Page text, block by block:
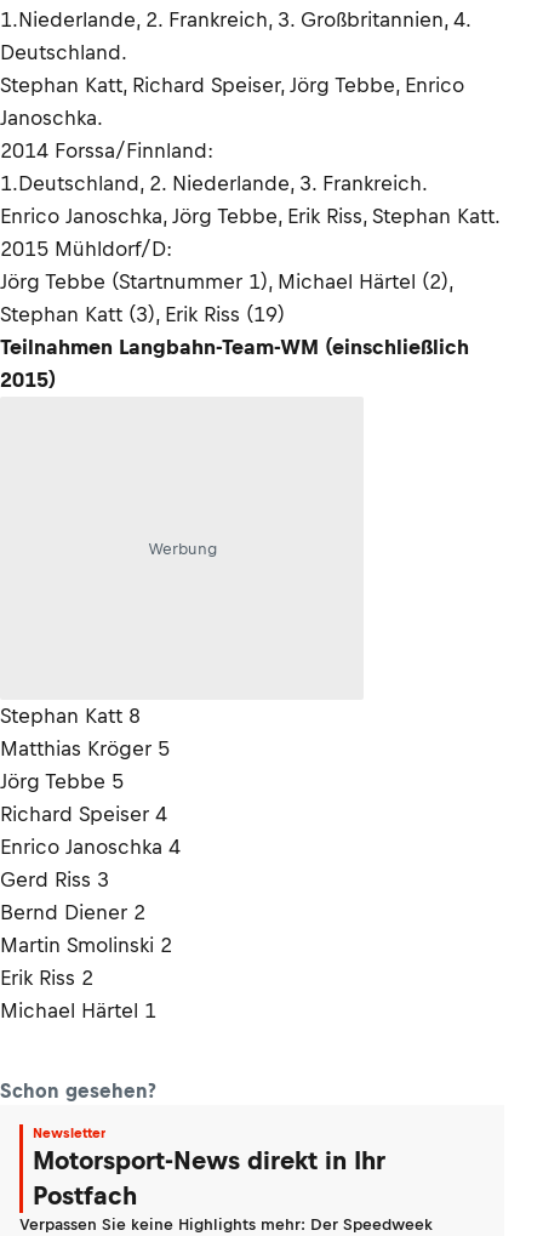
1.Niederlande, 2. Frankreich, 3. Großbritannien, 4.
Deutschland.
Stephan Katt, Richard Speiser, Jörg Tebbe, Enrico
Janoschka.
2014 Forssa/Finnland:
1.Deutschland, 2. Niederlande, 3. Frankreich.
Enrico Janoschka, Jörg Tebbe, Erik Riss, Stephan Katt.
2015 Mühldorf/D:
Jörg Tebbe (Startnummer 1), Michael Härtel (2),
Stephan Katt (3), Erik Riss (19)
Teilnahmen Langbahn-Team-WM (einschließlich
2015)
Werbung
Stephan Katt 8
Matthias Kröger 5
Jörg Tebbe 5
Richard Speiser 4
Enrico Janoschka 4
Gerd Riss 3
Bernd Diener 2
Martin Smolinski 2
Erik Riss 2
Michael Härtel 1
Schon gesehen?
Newsletter
Motorsport-News direkt in Ihr
Postfach
Verpassen Sie keine Highlights mehr: Der Speedweek